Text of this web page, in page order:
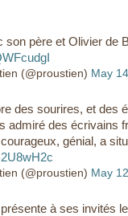
son père et Olivier de
(@proustien) May
des sourires, et des
admiré des écrivains
génial, a
(@proustien) May
à ses invités